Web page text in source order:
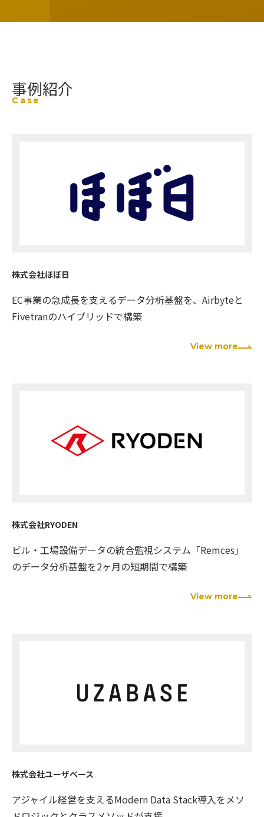
事例紹介
Case
株式会社ほぼ日
EC事業の急成長を支えるデータ分析基盤を、Airbyteと
Fivetranのハイブリッドで構築
View more
株式会社RYODEN
ビル・工場設備データの統合監視システム「Remces」
のデータ分析基盤を2ヶ月の短期間で構築
View more
株式会社ユーザベース
アジャイル経営を支えるModern Data Stack導入をメソ